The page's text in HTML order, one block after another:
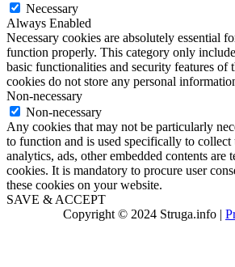
Necessary
Always Enabled
Necessary cookies are absolutely essential
function properly. This category only
basic functionalities and security features of
cookies do not store any personal
Non-necessary
Non-necessary
Any cookies that may not be particularly
to function and is used specifically to collect
analytics, ads, other embedded contents are
cookies. It is mandatory to procure user
these cookies on your website.
SAVE & ACCEPT
Copyright © 2024 Struga.info |